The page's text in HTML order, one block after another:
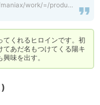
product_id/RJ01178632.html
くれるヒロインです。初
あだ名もつけてくる陽キ
味を出す。